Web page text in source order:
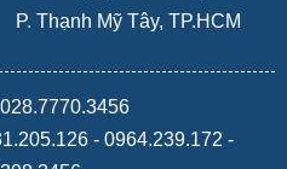
P. Thạnh Mỹ Tây, TP.HCM
- 0964.239.172 -